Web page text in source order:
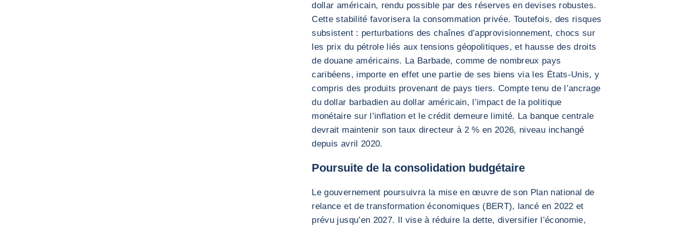
dollar américain, rendu possible par des réserves en devises robustes.
Cette stabilité favorisera la consommation privée. Toutefois, des risques
subsistent : perturbations des chaînes d’approvisionnement, chocs sur
les prix du pétrole liés aux tensions géopolitiques, et hausse des droits
de douane américains. La Barbade, comme de nombreux pays
caribéens, importe en effet une partie de ses biens via les États-Unis, y
compris des produits provenant de pays tiers. Compte tenu de l’ancrage
du dollar barbadien au dollar américain, l’impact de la politique
monétaire sur l’inflation et le crédit demeure limité. La banque centrale
devrait maintenir son taux directeur à 2 % en 2026, niveau inchangé
depuis avril 2020.
Poursuite de la consolidation budgétaire
Le gouvernement poursuivra la mise en œuvre de son Plan national de
relance et de transformation économiques (BERT), lancé en 2022 et
prévu jusqu’en 2027. Il vise à réduire la dette, diversifier l’économie,